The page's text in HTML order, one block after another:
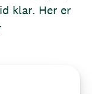
klar. Her er